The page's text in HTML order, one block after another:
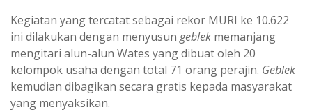
Kegiatan yang tercatat sebagai rekor MURI ke 10.622
ini dilakukan dengan menyusun geblek memanjang
mengitari alun-alun Wates yang dibuat oleh 20
kelompok usaha dengan total 71 orang perajin. Geblek
kemudian dibagikan secara gratis kepada masyarakat
yang menyaksikan.